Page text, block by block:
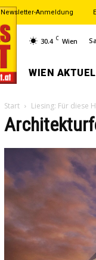
Newsletter-Anmeldung
30.4 C Wien
WIEN
Start Liesing: Für diese